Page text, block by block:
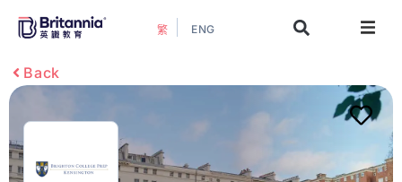
繁 ENG
最新活動
升學指南
Back